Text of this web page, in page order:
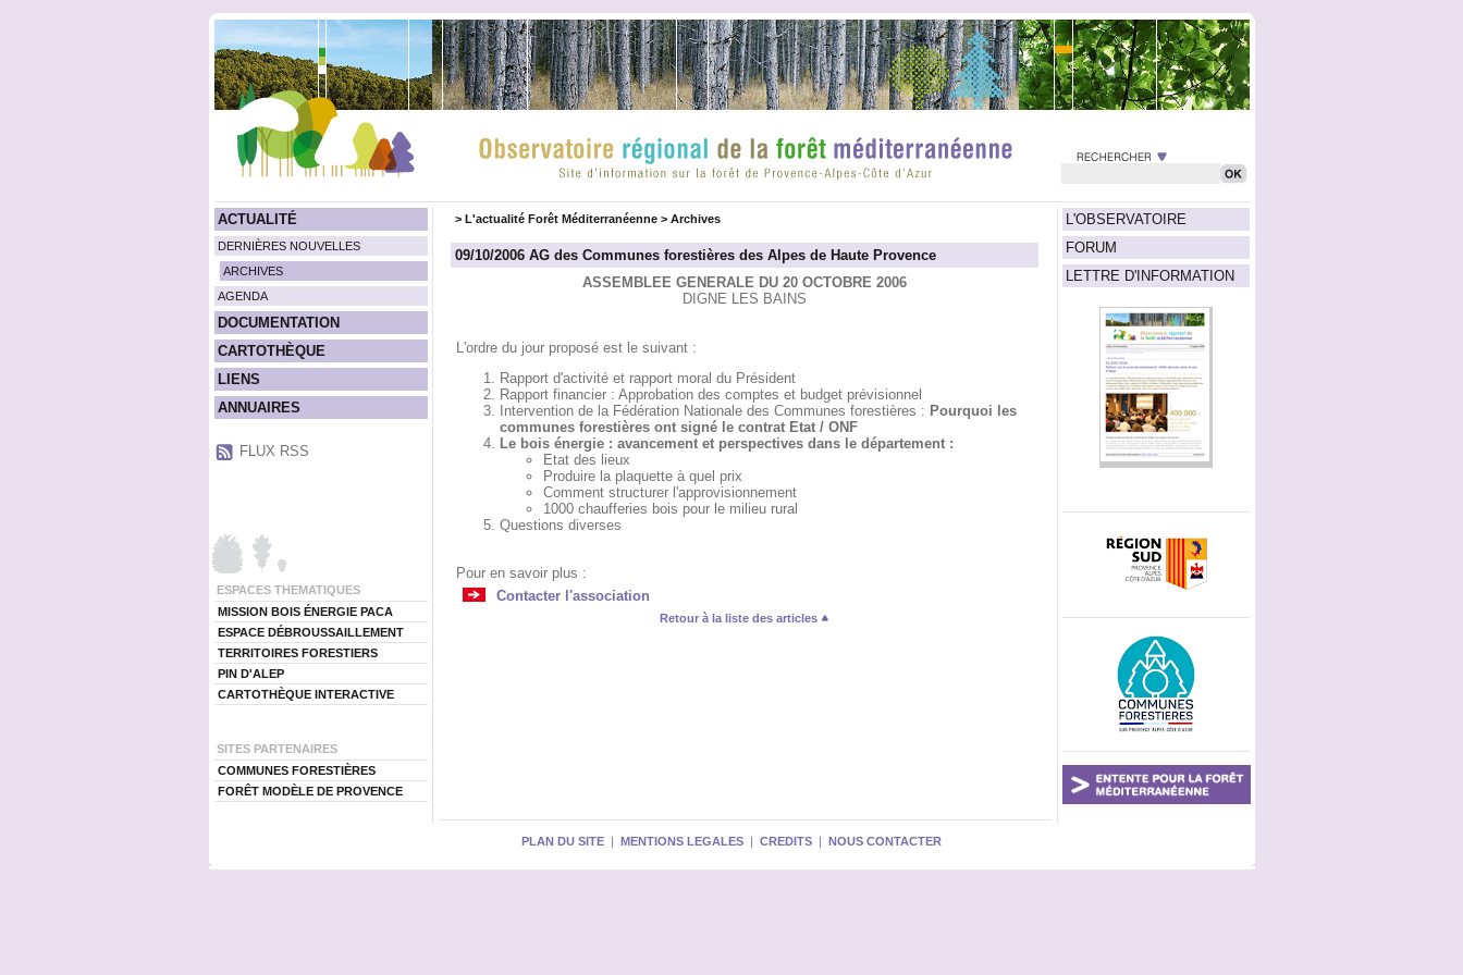
ACTUALITÉ
DERNIÈRES NOUVELLES
ARCHIVES
AGENDA
DOCUMENTATION
CARTOTHÈQUE
LIENS
ANNUAIRES
FLUX RSS
ESPACES THEMATIQUES
MISSION BOIS ÉNERGIE PACA
ESPACE DÉBROUSSAILLEMENT
TERRITOIRES FORESTIERS
PIN D'ALEP
CARTOTHÈQUE INTERACTIVE
SITES PARTENAIRES
COMMUNES FORESTIÈRES
FORÊT MODÈLE DE PROVENCE
L'OBSERVATOIRE
FORUM
LETTRE D'INFORMATION
> L'actualité Forêt Méditerranéenne> Archives
09/10/2006 AG des Communes forestières des Alpes de Haute Provence
ASSEMBLEE GENERALE DU 20 OCTOBRE 2006
DIGNE LES BAINS
L'ordre du jour proposé est le suivant :
Rapport d'activité et rapport moral du Président
Rapport financier : Approbation des comptes et budget prévisionnel
Intervention de la Fédération Nationale des Communes forestières : Pourquoi les
communes forestières ont signé le contrat Etat / ONF
Le bois énergie : avancement et perspectives dans le département :
Etat des lieux
Produire la plaquette à quel prix
Comment structurer l'approvisionnement
1000 chaufferies bois pour le milieu rural
Questions diverses
Pour en savoir plus :
Contacter l'association
Retour à la liste des articles
PLAN DU SITE | MENTIONS LEGALES | CREDITS | NOUS CONTACTER